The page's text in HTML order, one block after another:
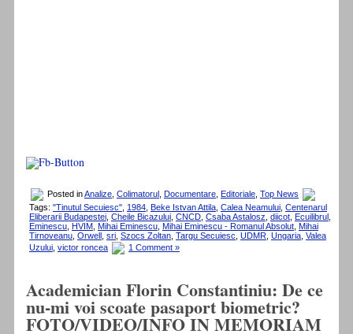
Posted inAnalize Colimatorul Documentare Editoriale Top News
Tags: "Tinutul Secuiesc" 1984 Beke Istvan Attila Calea Neamului Centenarul
Eliberarii Budapestei Cheile Bicazului CNCD Csaba Astalosz diicot Ecuilibrul
Eminescu HVIM Mihai Eminescu Mihai Eminescu - Romanul Absolut Mihai
Tirnoveanu Orwell sri Szocs Zoltan Targu Secuiesc UDMR Ungaria Valea
Uzului victor roncea 1 Comment »
Academician Florin Constantiniu: De ce
nu-mi voi scoate pasaport biometric?
FOTO/VIDEO/INFO IN MEMORIAM